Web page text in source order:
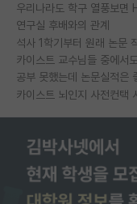
연구실 후배와의 관계
석사 1학기부터 원래 논문
공부 못했는데 논문실적은
카이스트 뇌인지 사전컨택